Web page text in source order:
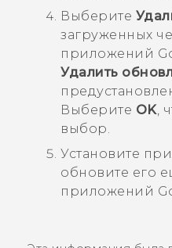
Выберите
загруженных
приложений
Удалить
Выберите OK,
выбор.
Установите
обновите его
приложений